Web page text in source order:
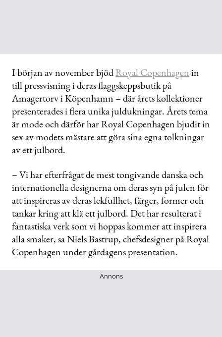
I början av november bjödRoyal Copenhagenin
till pressvisning i deras flaggskeppsbutik på
Amagertorv i Köpenhamn – där årets kollektioner
presenterades i flera unika juldukningar. Årets tema
är mode och därför har Royal Copenhagen bjudit in
sex av modets mästare att göra sina egna tolkningar
av ett julbord.
– Vi har efterfrågat de mest tongivande danska och
internationella designerna om deras syn på julen för
att inspireras av deras lekfullhet, färger, former och
tankar kring att klä ett julbord. Det har resulterat i
fantastiska verk som vi hoppas kommer att inspirera
alla smaker, sa Niels Bastrup, chefsdesigner på Royal
Copenhagen under gårdagens presentation.
Annons